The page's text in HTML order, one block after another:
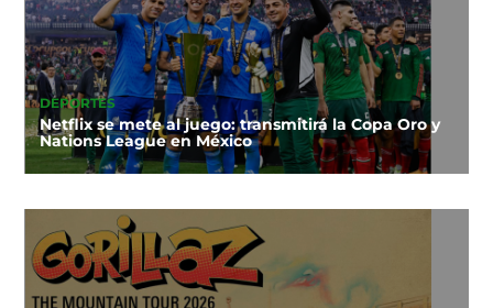
DEPORTES
Netflix se mete al juego: transmitirá la Copa Oro y
Nations League en México